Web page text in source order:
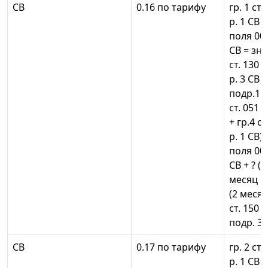
СВ 0.16 по тарифу
гр. 1
р. 1 СВ
поля
СВ =
ст. 130
р. 3 СВ
подр.1
ст. 051
+ гр.4
р. 1 СВ)
поля
СВ + ?
месяц
(2
ст. 150
подр.
СВ
0.17 по тарифу
гр. 2
р. 1 СВ